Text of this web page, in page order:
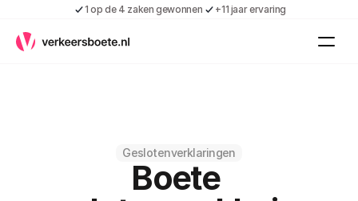
1 op de 4 zaken gewonnen +11 jaar ervaring
Kennis
Contact
Inloggen
Geslotenverklaringen
Boete